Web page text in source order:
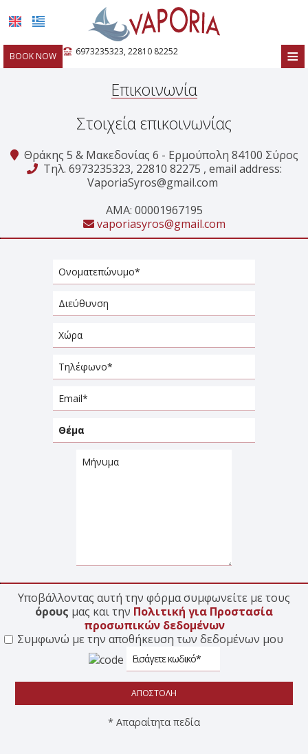
≡
6973235323, 22810 82252
BOOK NOW
ΠΑΡΟΧΈΣ
Επικοινωνία
Στοιχεία επικοινωνίας
Θράκης 5 & Μακεδονίας 6 - Ερμούπολη 84100 Σύρος
Τηλ. 6973235323, 22810 82275 , email address:
VaporiaSyros@gmail.com
ΑΜΑ: 00001967195
vaporiasyros@gmail.com
Υποβάλλοντας αυτή την φόρμα συμφωνείτε με τους
όρους μας και την Πολιτική για Προστασία
προσωπικών δεδομένων
Συμφωνώ με την αποθήκευση των δεδομένων μου
ΑΠΟΣΤΟΛΉ
* Απαραίτητα πεδία